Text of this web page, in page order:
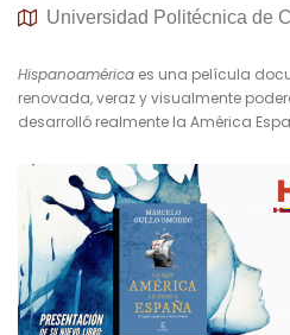
Universidad Politécnica de
Hispanoamérica es una película
renovada, veraz y visualmente
desarrolló realmente la América